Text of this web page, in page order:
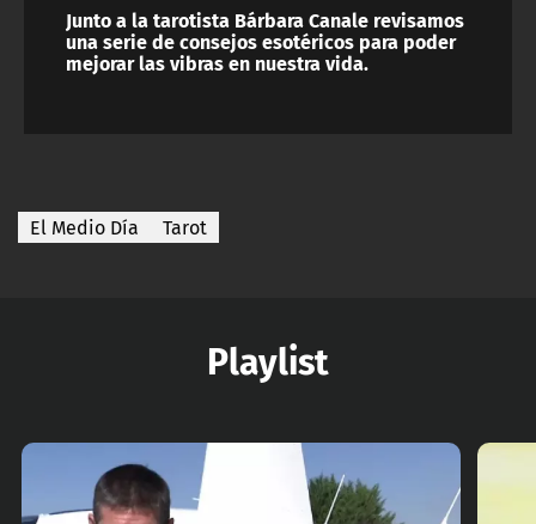
Junto a la tarotista Bárbara Canale revisamos
una serie de consejos esotéricos para poder
mejorar las vibras en nuestra vida.
El Medio Día Tarot
Playlist